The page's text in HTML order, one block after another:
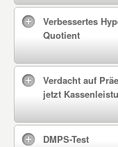
Verbessertes
Quotient
Verdacht auf
jetzt
DMPS-Test